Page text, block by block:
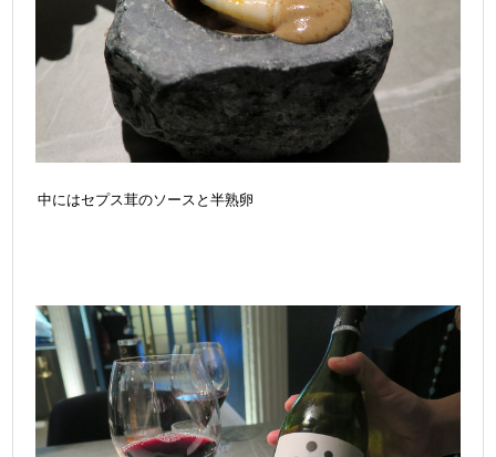
中にはセプス茸のソースと半熟卵